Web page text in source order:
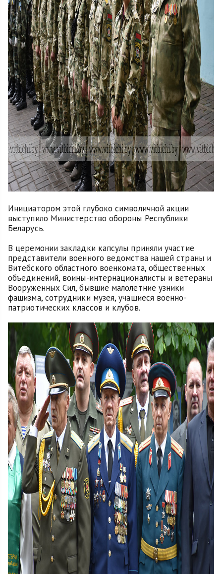
Инициатором этой глубоко символичной акции
выступило Министерство обороны Республики
Беларусь.
В церемонии закладки капсулы приняли участие
представители военного ведомства нашей страны и
Витебского областного военкомата, общественных
объединений, воины-интернационалисты и ветераны
Вооруженных Сил, бывшие малолетние узники
фашизма, сотрудники музея, учащиеся военно-
патриотических классов и клубов.